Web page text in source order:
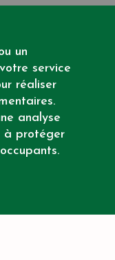
un
service
réaliser
analyse
à protéger